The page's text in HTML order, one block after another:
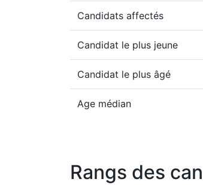
Candidats affectés
Candidat le plus jeune
Candidat le plus âgé
Age médian
Rangs des